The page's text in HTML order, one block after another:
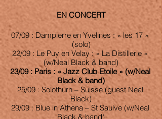
EN CONCERT
07/09 : Dampierre en Yvelines : « les 17 »
(solo)
22/09 : Le Puy en Velay : « La Distillerie »
(w/Neal Black & band)
23/09 : Paris : « Jazz Club Etoile » (w/Neal
Black & band)
25/09 : Solothurn – Suisse (guest Neal
Black)
29/09 : Blue in Athena – St Saulve (w/Neal
Black & band)